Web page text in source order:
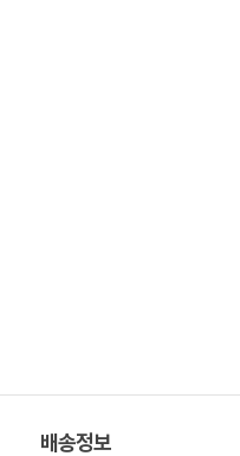
배송정보